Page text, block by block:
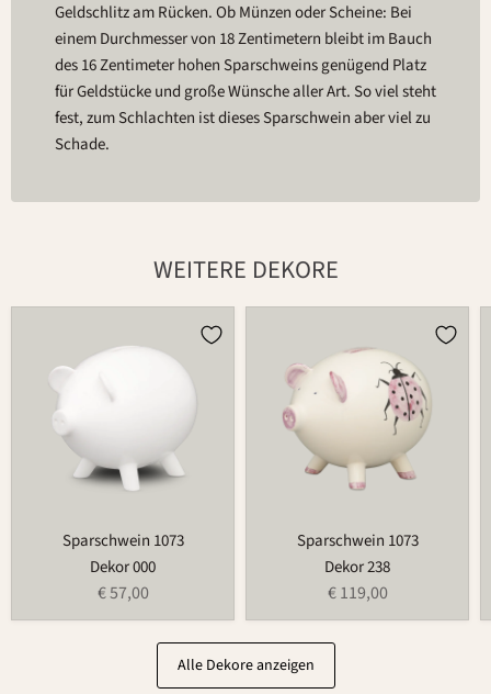
Geldschlitz am Rücken. Ob Münzen oder Scheine: Bei
einem Durchmesser von 18 Zentimetern bleibt im Bauch
des 16 Zentimeter hohen Sparschweins genügend Platz
für Geldstücke und große Wünsche aller Art. So viel steht
fest, zum Schlachten ist dieses Sparschwein aber viel zu
Schade.
WEITERE DEKORE
Sparschwein 1073
Dekor 000
€ 57,00
Sparschwein 1073
Dekor 238
€ 119,00
Alle Dekore anzeigen